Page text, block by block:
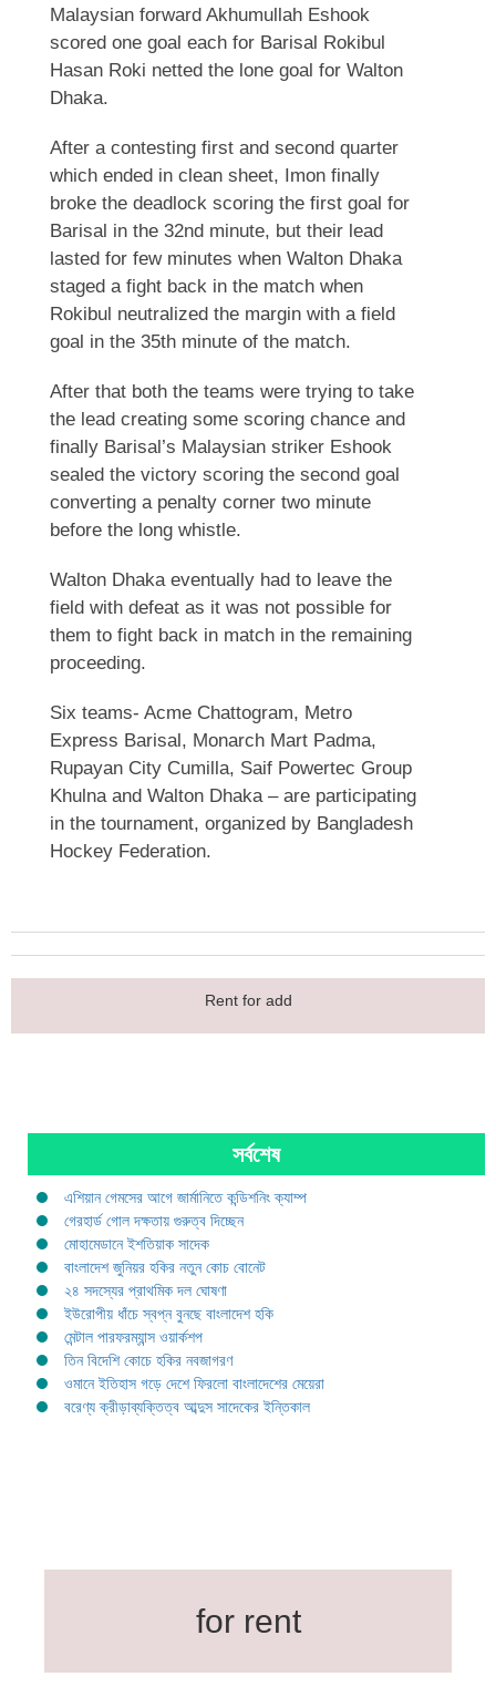
Malaysian forward Akhumullah Eshook
scored one goal each for Barisal Rokibul
Hasan Roki netted the lone goal for Walton
Dhaka.
After a contesting first and second quarter
which ended in clean sheet, Imon finally
broke the deadlock scoring the first goal for
Barisal in the 32nd minute, but their lead
lasted for few minutes when Walton Dhaka
staged a fight back in the match when
Rokibul neutralized the margin with a field
goal in the 35th minute of the match.
After that both the teams were trying to take
the lead creating some scoring chance and
finally Barisal’s Malaysian striker Eshook
sealed the victory scoring the second goal
converting a penalty corner two minute
before the long whistle.
Walton Dhaka eventually had to leave the
field with defeat as it was not possible for
them to fight back in match in the remaining
proceeding.
Six teams- Acme Chattogram, Metro
Express Barisal, Monarch Mart Padma,
Rupayan City Cumilla, Saif Powertec Group
Khulna and Walton Dhaka – are participating
in the tournament, organized by Bangladesh
Hockey Federation.
Rent for add
সর্বশেষ
এশিয়ান গেমসের আগে জার্মানিতে কন্ডিশনিং ক্যাম্প
গেরহার্ড গোল দক্ষতায় গুরুত্ব দিচ্ছেন
মোহামেডানে ইশতিয়াক সাদেক
বাংলাদেশ জুনিয়র হকির নতুন কোচ বোনেট
২৪ সদস্যের প্রাথমিক দল ঘোষণা
ইউরোপীয় ধাঁচে স্বপ্ন বুনছে বাংলাদেশ হকি
মেন্টাল পারফরম্যান্স ওয়ার্কশপ
তিন বিদেশি কোচে হকির নবজাগরণ
ওমানে ইতিহাস গড়ে দেশে ফিরলো বাংলাদেশের মেয়েরা
বরেণ্য ক্রীড়াব্যক্তিত্ব আব্দুস সাদেকের ইন্তিকাল
for rent